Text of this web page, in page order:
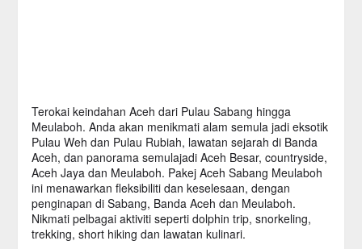
Terokai keindahan Aceh dari Pulau Sabang hingga
Meulaboh. Anda akan menikmati alam semula jadi eksotik
Pulau Weh dan Pulau Rubiah, lawatan sejarah di Banda
Aceh, dan panorama semulajadi Aceh Besar, countryside,
Aceh Jaya dan Meulaboh. Pakej Aceh Sabang Meulaboh
ini menawarkan fleksibiliti dan keselesaan, dengan
penginapan di Sabang, Banda Aceh dan Meulaboh.
Nikmati pelbagai aktiviti seperti dolphin trip, snorkeling,
trekking, short hiking dan lawatan kulinari.